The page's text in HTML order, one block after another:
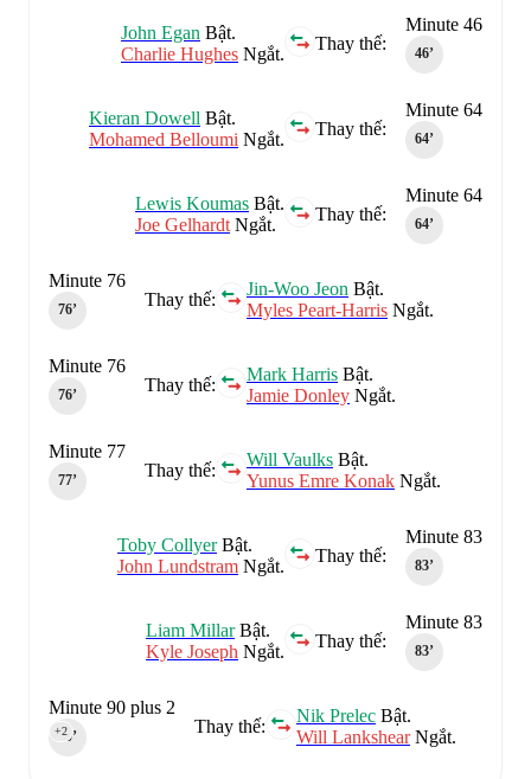
Minute 46
46‎’‎
Thay thế:
John Egan Bật.
Charlie Hughes Ngắt.
Minute 64
64‎’‎
Thay thế:
Kieran Dowell Bật.
Mohamed Belloumi Ngắt.
Minute 64
64‎’‎
Thay thế:
Lewis Koumas Bật.
Joe Gelhardt Ngắt.
Thay thế:
Jin-Woo Jeon Bật.
Myles Peart-Harris Ngắt.
Minute 76
76‎’‎
Thay thế:
Mark Harris Bật.
Jamie Donley Ngắt.
Minute 76
76‎’‎
Thay thế:
Will Vaulks Bật.
Yunus Emre Konak Ngắt.
Minute 77
77‎’‎
Minute 83
83‎’‎
Thay thế:
Toby CollyerBật.
John Lundstram Ngắt.
Minute 83
83‎’‎
Thay thế:
Liam MillarBật.
Kyle Joseph Ngắt.
Thay thế:
Nik Prelec Bật.
Will LankshearNgắt.
Minute 90 plus 2
90‎’‎
+2